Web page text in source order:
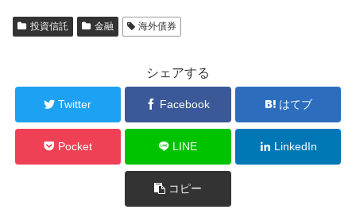
投資信託 金融 海外債券
シェアする
Twitter Facebook はてブ
Pocket LINE LinkedIn
コピー